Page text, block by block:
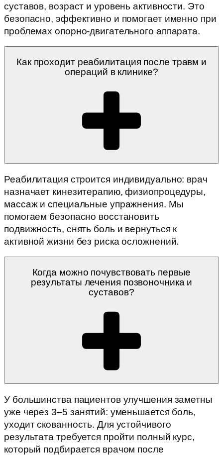
суставов, возраст и уровень активности. Это
безопасно, эффективно и помогает именно при
проблемах опорно-двигательного аппарата.
Как проходит реабилитация после травм и
операций в клинике?
Реабилитация строится индивидуально: врач
назначает кинезитерапию, физиопроцедуры,
массаж и специальные упражнения. Мы
помогаем безопасно восстановить
подвижность, снять боль и вернуться к
активной жизни без риска осложнений.
Когда можно почувствовать первые
результаты лечения позвоночника и
суставов?
У большинства пациентов улучшения заметны
уже через 3–5 занятий: уменьшается боль,
уходит скованность. Для устойчивого
результата требуется пройти полный курс,
который подбирается врачом после